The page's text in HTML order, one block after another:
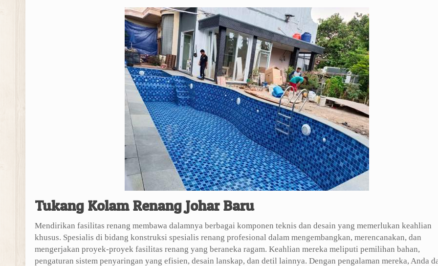
Tukang Kolam Renang Johar Baru
Mendirikan fasilitas renang membawa dalamnya berbagai komponen teknis dan desain yang memerlukan keahlian
khusus. Spesialis di bidang konstruksi spesialis renang profesional dalam mengembangkan, merencanakan, dan
mengerjakan proyek-proyek fasilitas renang yang beraneka ragam. Keahlian mereka meliputi pemilihan bahan,
pengaturan sistem penyaringan yang efisien, desain lanskap, dan detil lainnya. Dengan pengalaman mereka, Anda